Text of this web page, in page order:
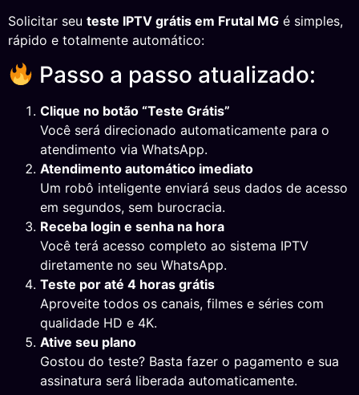
Solicitar seu teste IPTV grátis em Frutal MG é simples,
rápido e totalmente automático:
Passo a passo atualizado:
Clique no botão “Teste Grátis”
Você será direcionado automaticamente para o
atendimento via WhatsApp.
Atendimento automático imediato
Um robô inteligente enviará seus dados de acesso
em segundos, sem burocracia.
Receba login e senha na hora
Você terá acesso completo ao sistema IPTV
diretamente no seu WhatsApp.
Teste por até 4 horas grátis
Aproveite todos os canais, filmes e séries com
qualidade HD e 4K.
Ative seu plano
Gostou do teste? Basta fazer o pagamento e sua
assinatura será liberada automaticamente.